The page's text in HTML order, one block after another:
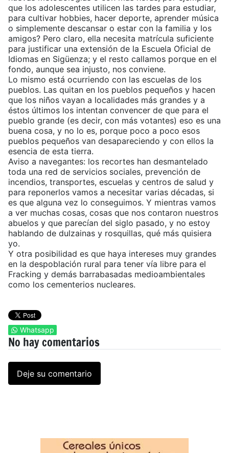
que los adolescentes utilicen las tardes para estudiar,
para cultivar hobbies, hacer deporte, aprender música
o simplemente descansar o estar con la familia y los
amigos? Pero claro, ella necesita matrícula suficiente
para justificar una extensión de la Escuela Oficial de
Idiomas en Sigüenza; y el resto callamos porque en el
fondo, aunque sea injusto, nos conviene.
Lo mismo está ocurriendo con las escuelas de los
pueblos. Las quitan en los pueblos pequeños y hacen
que los niños vayan a localidades más grandes y a
éstos últimos los intentan convencer de que para el
pueblo grande (es decir, con más votantes) eso es una
buena cosa, y no lo es, porque poco a poco esos
pueblos pequeños van desapareciendo y con ellos la
esencia de esta tierra.
Aviso a navegantes: los recortes han desmantelado
toda una red de servicios sociales, prevención de
incendios, transportes, escuelas y centros de salud y
para reponerlos vamos a necesitar varias décadas, si
es que alguna vez lo conseguimos. Y mientras vamos
a ver muchas cosas, cosas que nos contaron nuestros
abuelos y que parecían del siglo pasado, y no estoy
hablando de dulzainas y rosquillas, qué más quisiera
yo.
Y otra posibilidad es que haya intereses muy grandes
en la despoblación rural para tener vía libre para el
Fracking y demás barrabasadas medioambientales
como los cementerios nucleares.
Whatsapp
No hay comentarios
Deje su comentario